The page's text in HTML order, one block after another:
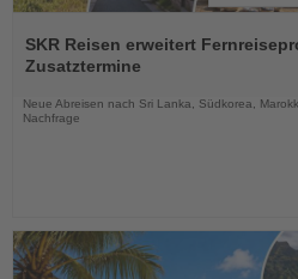
Sie
die
SKR Reisen erweitert
Zusatztermine
Neue Abreisen nach Sri Lanka, Südkorea,
Nachfrage